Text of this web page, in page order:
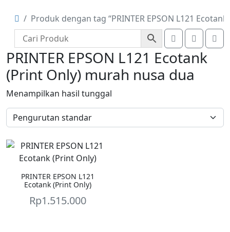
Produk dengan tag “PRINTER EPSON L121
Account
PRINTER EPSON L121 Ecotank
(Print Only) murah nusa dua
Menampilkan hasil tunggal
PRINTER EPSON L121
Ecotank (Print Only)
Rp1.515.000